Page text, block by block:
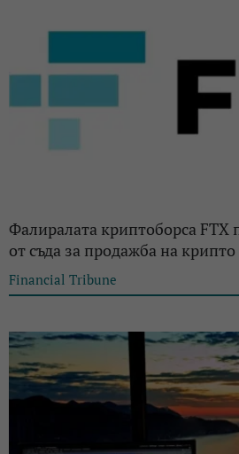
Фалиралата криптоборса FTX
от съда за продажба на
Financial Tribune